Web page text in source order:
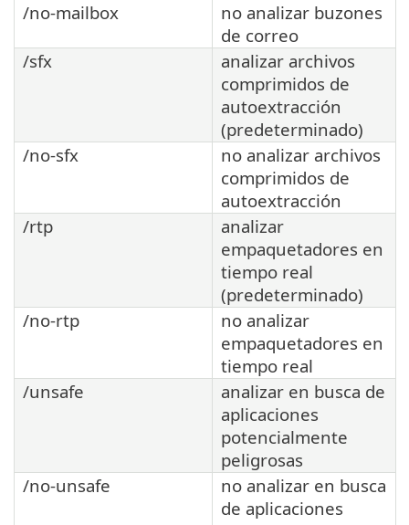
/no-mailbox
no analizar buzones
de correo
/sfx
analizar archivos
comprimidos de
autoextracción
(predeterminado)
/no-sfx
no analizar archivos
comprimidos de
autoextracción
/rtp
analizar
empaquetadores en
tiempo real
(predeterminado)
/no-rtp
no analizar
empaquetadores en
tiempo real
/unsafe
analizar en busca de
aplicaciones
potencialmente
peligrosas
/no-unsafe
no analizar en busca
de aplicaciones